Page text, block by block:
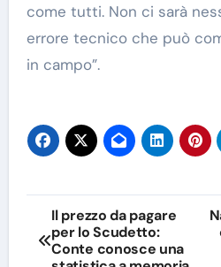
come tutti. Non ci sarà
errore tecnico che può
in campo”.
Navigazione
articoli
Il prezzo da pagare
per lo Scudetto:
Conte conosce una